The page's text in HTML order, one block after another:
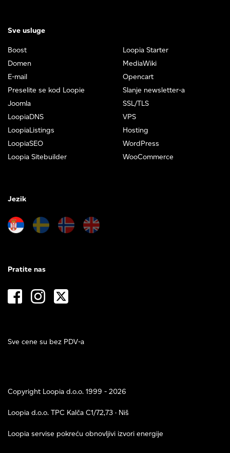
Sve usluge
Boost
Domen
E-mail
Preselite se kod Loopie
Joomla
LoopiaDNS
LoopiaListings
LoopiaSEO
Loopia Sitebuilder
Loopia Starter
MediaWiki
Opencart
Slanje newsletter-a
SSL/TLS
VPS
Hosting
WordPress
WooCommerce
Jezik
Sve cene su bez PDV-a
Pratite nas
Copyright Loopia d.o.o. 1999 - 2026
Loopia d.o.o. TPC Kalča C1/72,73 · Niš
Loopia servise pokreću obnovljivi izvori energije